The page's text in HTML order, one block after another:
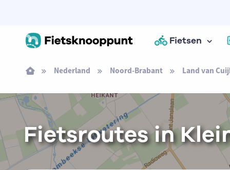
Fietsen
Nederland Noord-Brabant Land van
Fietsroutes in